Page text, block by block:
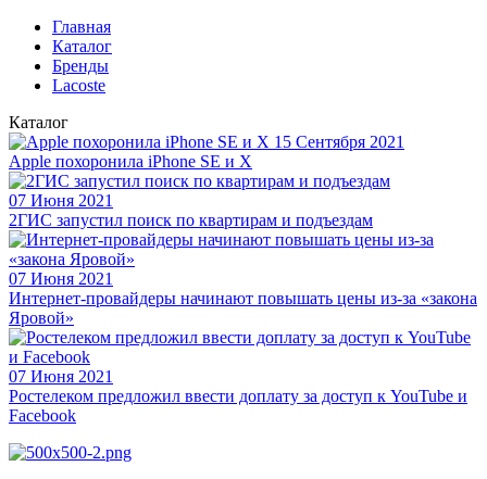
Главная
Каталог
Бренды
Lacoste
Каталог
15 Сентября 2021
Apple похоронила iPhone SE и X
07 Июня 2021
2ГИС запустил поиск по квартирам и подъездам
07 Июня 2021
Интернет-провайдеры начинают повышать цены из-за «закона
Яровой»
07 Июня 2021
Ростелеком предложил ввести доплату за доступ к YouTube и
Facebook